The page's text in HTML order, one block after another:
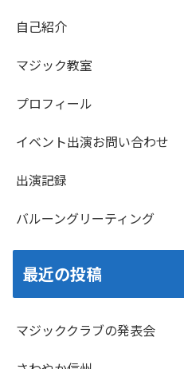
自己紹介
マジック教室
プロフィール
イベント出演お問い合わせ
出演記録
バルーングリーティング
最近の投稿
マジッククラブの発表会